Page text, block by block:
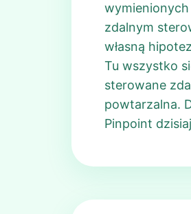
wymienionych
zdalnym
własną
Tu wszystko
sterowane
powtarzalna.
Pinpoint